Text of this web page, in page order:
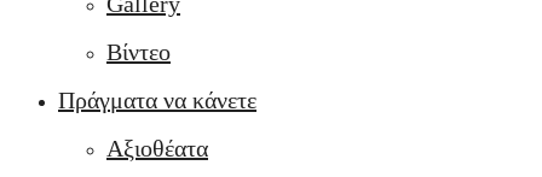
Βίντεο
Πράγματα να κάνετε
Αξιοθέατα